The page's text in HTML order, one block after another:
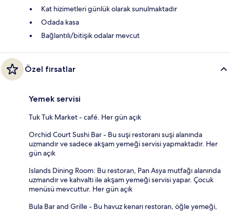
Kat hizimetleri günlük olarak sunulmaktadır
Odada kasa
Bağlantılı/bitişik odalar mevcut
Özel fırsatlar
Yemek servisi
Tuk Tuk Market - café. Her gün açık
Orchid Court Sushi Bar - Bu suşi restoranı suşi alanında
uzmandır ve sadece akşam yemeği servisi yapmaktadır. Her
gün açık
Islands Dining Room: Bu restoran, Pan Asya mutfağı alanında
uzmandır ve kahvaltı ile akşam yemeği servisi yapar. Çocuk
menüsü mevcuttur. Her gün açık
Bula Bar and Grille - Bu havuz kenarı restoran, öğle yemeği,